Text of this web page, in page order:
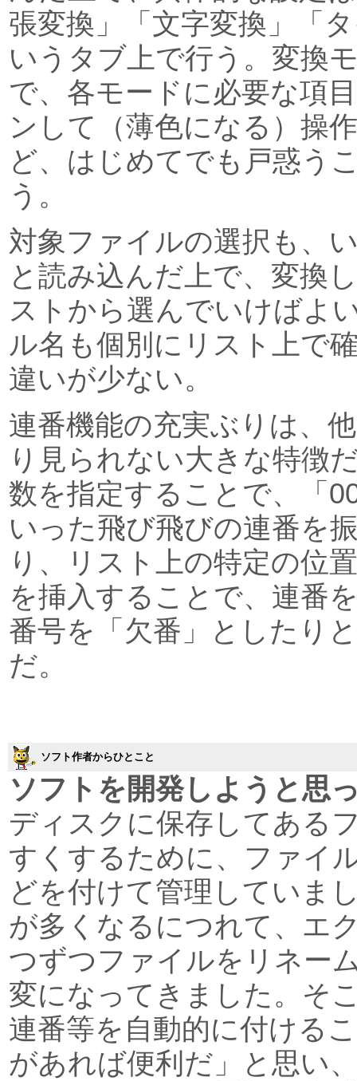
張変換」「文字変換」「
いうタブ上で行う。変換
で、各モードに必要な項
ンして（薄色になる）操
ど、はじめてでも戸惑う
う。
対象ファイルの選択も、
と読み込んだ上で、変換
ストから選んでいけばよ
ル名も個別にリスト上で
違いが少ない。
連番機能の充実ぶりは、
り見られない大きな特徴
数を指定することで、「
いった飛び飛びの連番を
り、リスト上の特定の位
を挿入することで、連番
番号を「欠番」としたり
だ。
ソフト作者からひとこと
ソフトを開発しようと思
ディスクに保存してある
すくするために、ファイ
どを付けて管理していま
が多くなるにつれて、エ
つずつファイルをリネー
変になってきました。そ
連番等を自動的に付ける
があれば便利だ」と思い